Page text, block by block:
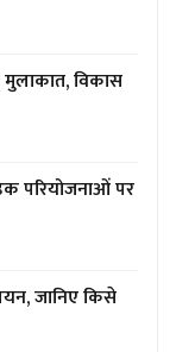
मुलाकात, विकास
परियोजनाओं पर
जानिए किसे